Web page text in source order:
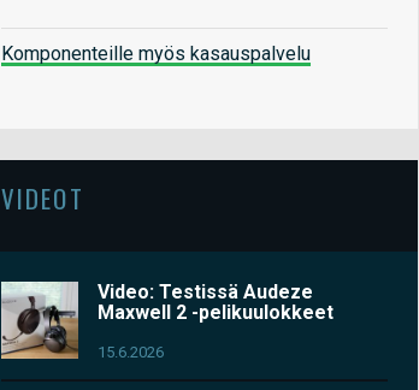
Komponenteille myös kasauspalvelu
VIDEOT
Video: Testissä Audeze
Maxwell 2 -pelikuulokkeet
15.6.2026